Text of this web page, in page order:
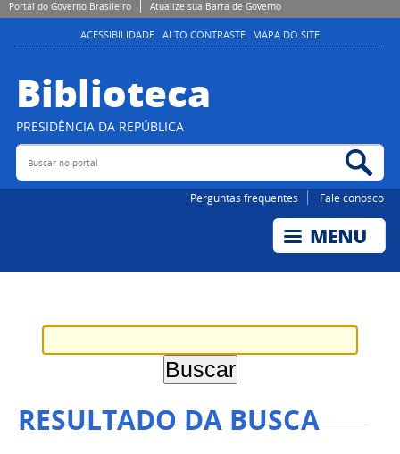
Portal do Governo Brasileiro Atualize sua Barra de Governo
ACESSIBILIDADE ALTO CONTRASTE MAPA DO SITE
Biblioteca
PRESIDÊNCIA DA REPÚBLICA
Buscar no portal
Perguntas frequentes Fale conosco
RESULTADO DA BUSCA